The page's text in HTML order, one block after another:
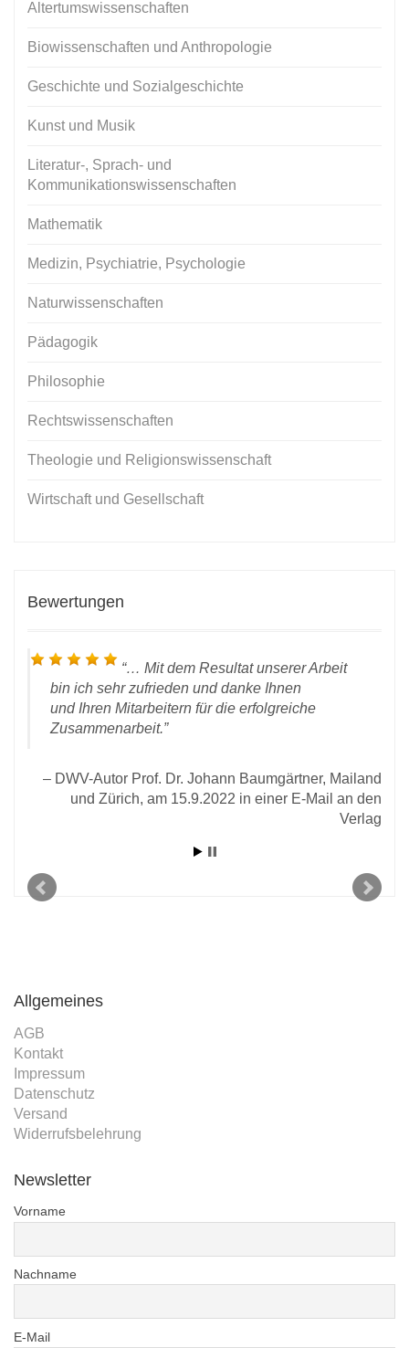
Altertumswissenschaften
Biowissenschaften und Anthropologie
Geschichte und Sozialgeschichte
Kunst und Musik
Literatur-, Sprach- und
Kommunikationswissenschaften
Mathematik
Medizin, Psychiatrie, Psychologie
Naturwissenschaften
Pädagogik
Philosophie
Rechtswissenschaften
Theologie und Religionswissenschaft
Wirtschaft und Gesellschaft
Bewertungen
…Mit dem Resultat unserer Arbeit
bin ich sehr zufrieden und danke Ihnen
und Ihren Mitarbeitern für die erfolgreiche
Zusammenarbeit.
DWV-Autor Prof. Dr. Johann Baumgärtner, Mailand
und Zürich, am 15.9.2022 in einer E-Mail an den
Verlag
Allgemeines
AGB
Kontakt
Impressum
Datenschutz
Versand
Widerrufsbelehrung
Newsletter
Vorname
Nachname
E-Mail